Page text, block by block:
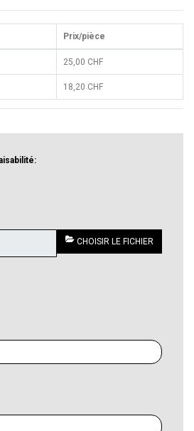
Prix/pièce
25,00 CHF
18,20 CHF
CHOISIR LE FICHIER